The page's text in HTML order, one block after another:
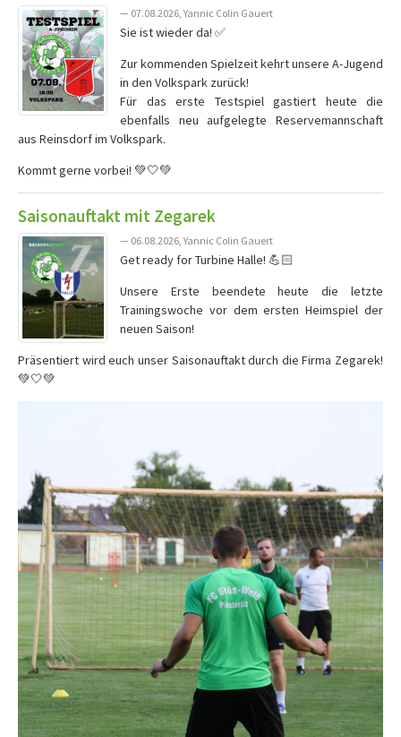
— 07.08.2026, Yannic Colin Gauert
Sie ist wieder da! ✅
Zur kommenden Spielzeit kehrt unsere A-Jugend
in den Volkspark zurück!
Für das erste Testspiel gastiert heute die
ebenfalls neu aufgelegte Reservemannschaft
aus Reinsdorf im Volkspark.
Kommt gerne vorbei! 💚🤍💚
Saisonauftakt mit Zegarek
— 06.08.2026, Yannic Colin Gauert
Get ready for Turbine Halle! 💪🏻
Unsere Erste beendete heute die letzte
Trainingswoche vor dem ersten Heimspiel der
neuen Saison!
Präsentiert wird euch unser Saisonauftakt durch die Firma Zegarek!
💚🤍💚